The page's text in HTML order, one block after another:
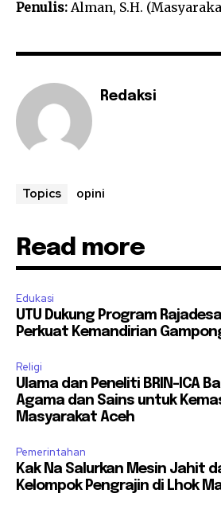
Penulis: Alman, S.H.
Redaksi
Topics opini
Read more
Edukasi
UTU Dukung Program
Perkuat Kemandirian
Religi
Ulama dan Peneliti BRIN-ICA
Agama dan Sains untuk
Masyarakat Aceh
Pemerintahan
Kak Na Salurkan Mesin Jahit
Kelompok Pengrajin di Lhok